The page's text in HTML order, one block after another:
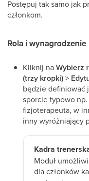
Postępuj tak samo jak
członkom.
Rola i wynagrodzenie
Kliknij naWybierz
(trzy kropki)>
będzie definiować
sporcie typowo
fizjoterapeuta, w
inny wyróżniający
Kadra
Moduł
dla członków